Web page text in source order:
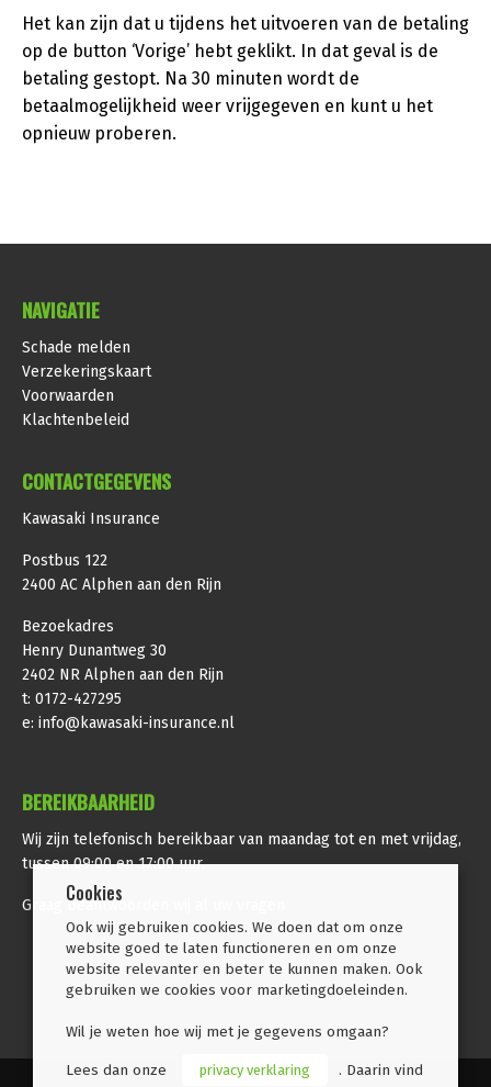
Het kan zijn dat u tijdens het uitvoeren van de betaling
op de button ‘Vorige’ hebt geklikt. In dat geval is de
betaling gestopt. Na 30 minuten wordt de
betaalmogelijkheid weer vrijgegeven en kunt u het
opnieuw proberen.
NAVIGATIE
Schade melden
Verzekeringskaart
Voorwaarden
Klachtenbeleid
CONTACTGEGEVENS
Kawasaki Insurance
Postbus 122
2400 AC Alphen aan den Rijn
Bezoekadres
Henry Dunantweg 30
2402 NR Alphen aan den Rijn
t: 0172-427295
e: info@kawasaki-insurance.nl
BEREIKBAARHEID
Wij zijn telefonisch bereikbaar van maandag tot en met vrijdag,
tussen 09:00 en 17:00 uur.
Graag beantwoorden wij al uw vragen
Cookies
Ook wij gebruiken cookies. We doen dat om onze
website goed te laten functioneren en om onze
website relevanter en beter te kunnen maken. Ook
gebruiken we cookies voor marketingdoeleinden.
Wil je weten hoe wij met je gegevens omgaan?
Lees dan onze privacy verklaring . Daarin vind